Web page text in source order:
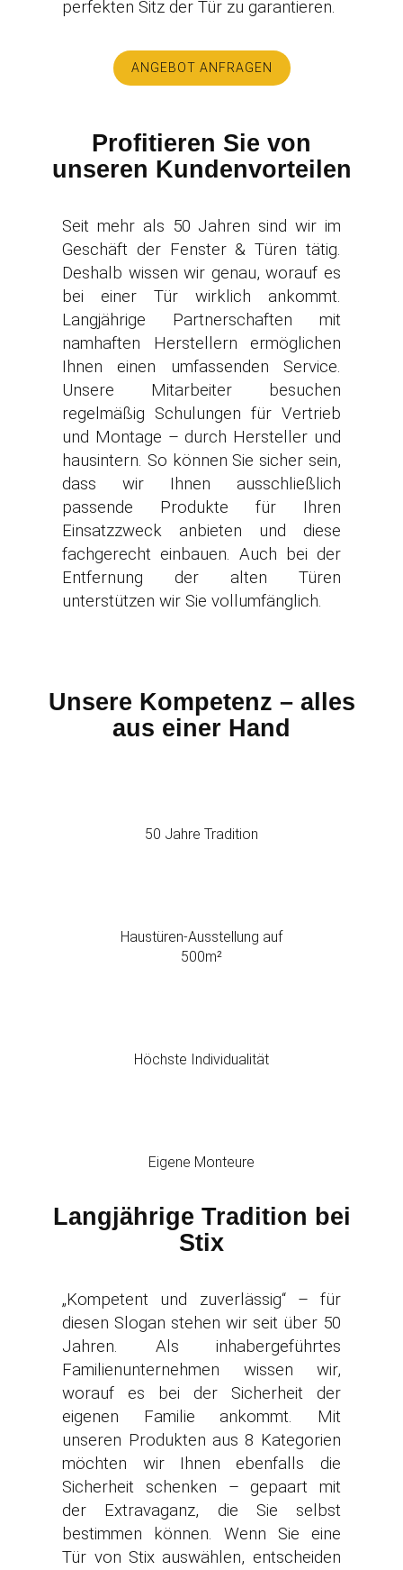
perfekten Sitz der Tür zu garantieren.
ANGEBOT ANFRAGEN
Profitieren Sie von
unseren Kundenvorteilen
Seit mehr als 50 Jahren sind wir im
Geschäft der Fenster & Türen tätig.
Deshalb wissen wir genau, worauf es
bei einer Tür wirklich ankommt.
Langjährige Partnerschaften mit
namhaften Herstellern ermöglichen
Ihnen einen umfassenden Service.
Unsere Mitarbeiter besuchen
regelmäßig Schulungen für Vertrieb
und Montage – durch Hersteller und
hausintern. So können Sie sicher sein,
dass wir Ihnen ausschließlich
passende Produkte für Ihren
Einsatzzweck anbieten und diese
fachgerecht einbauen. Auch bei der
Entfernung der alten Türen
unterstützen wir Sie vollumfänglich.
Unsere Kompetenz – alles
aus einer Hand
50 Jahre Tradition
Haustüren-Ausstellung auf
500m²
Höchste Individualität
Eigene Monteure
Langjährige Tradition bei
Stix
„Kompetent und zuverlässig“ – für
diesen Slogan stehen wir seit über 50
Jahren. Als inhabergeführtes
Familienunternehmen wissen wir,
worauf es bei der Sicherheit der
eigenen Familie ankommt. Mit
unseren Produkten aus 8 Kategorien
möchten wir Ihnen ebenfalls die
Sicherheit schenken – gepaart mit
der Extravaganz, die Sie selbst
bestimmen können. Wenn Sie eine
Tür von Stix auswählen, entscheiden